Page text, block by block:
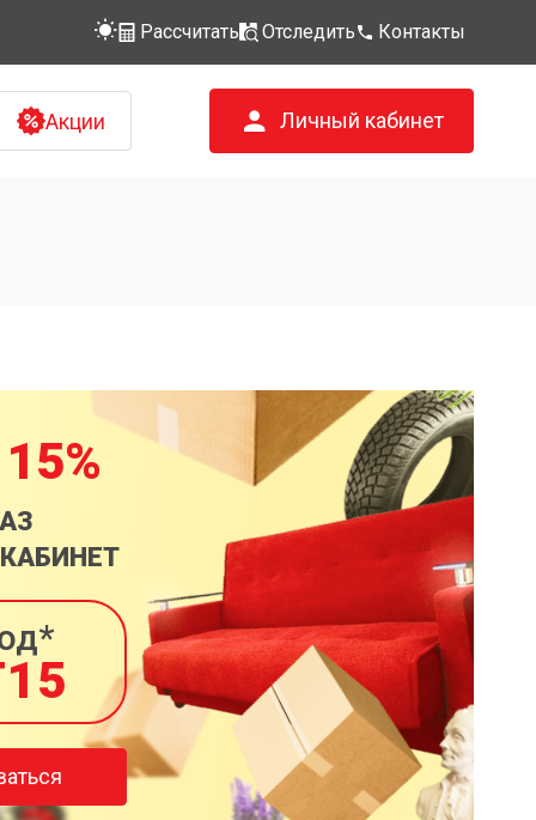
Рассчитать Отследить Контакты
Акции Личный кабинет